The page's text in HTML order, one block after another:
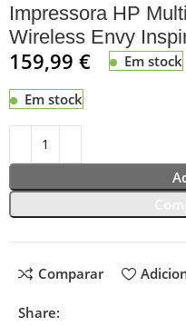
Impressora HP
Wireless Envy
159,99€ Em stock
Em stock
Comparar
Share: